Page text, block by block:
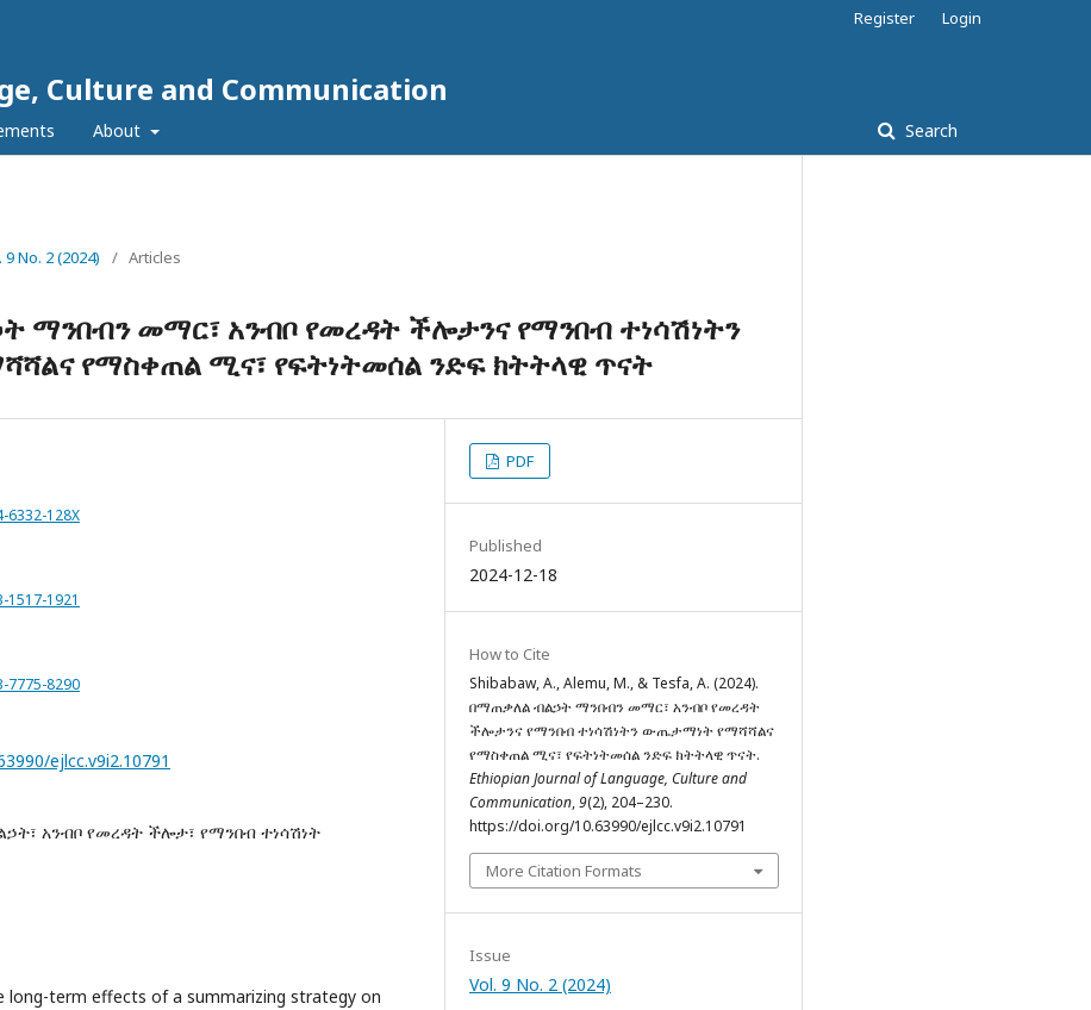
Culture and Communication
About Search
Register Login
9 No. 2 (2024) / Articles
ማንበብን መማር፣ አንብቦ የመረዳት ችሎታንና የማንበብ ተነሳሽነትን
የማስቀጠል ሚና፣ የፍትነትመሰል ንድፍ ክትትላዊ ጥናት
128X
1921
7775-8290
ejlcc.v9i2.10791
አንብቦ የመረዳት ችሎታ፣ የማንበብ ተነሳሽነት
long-term effects of a summarizing strategy on
PDF
Published
2024-12-18
How to Cite
Shibabaw, A., Alemu, M., & Tesfa, A. (2024).
በማጠቃለል ብልኃት ማንበብን መማር፣ አንብቦ የመረዳት
ችሎታንና የማንበብ ተነሳሽነትን ውጤታማነት የማሻሻልና
የማስቀጠል ሚና፣ የፍትነትመሰል ንድፍ ክትትላዊ ጥናት.
Ethiopian Journal of Language, Culture and
Communication,9(2), 204–230.
https://doi.org/10.63990/ejlcc.v9i2.10791
More Citation Formats
Issue
Vol. 9 No. 2 (2024)